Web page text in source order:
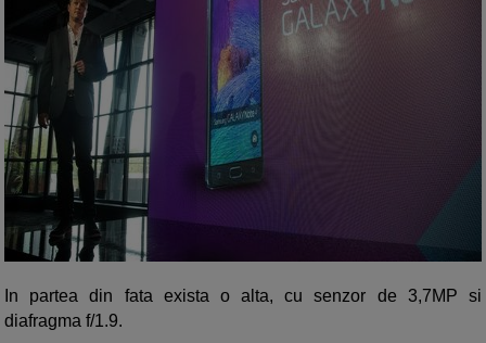
In partea din fata exista o alta, cu senzor de 3,7MP si
diafragma f/1.9.